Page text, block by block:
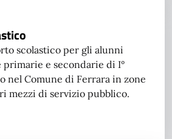
scolastico per gli alunni
e secondarie di I°
nel Comune di Ferrara in zone
mezzi di servizio pubblico.